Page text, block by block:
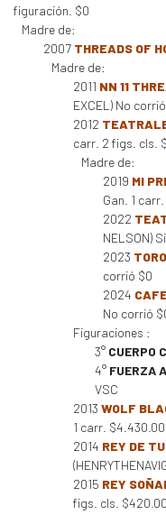
figuración. $0
Madre de:
2007 THREADS OF
Madre de:
2011 NN 11
EXCEL) No
2012
carr. 2 figs. cls.
Madre de:
2019 MI
Gan. 1
2022
NELSON)
2023
corrió $0
2024
No corrió
Figuraciones :
3° CUERPO
4° FUERZA
VSC
2013 WOLF
1 carr.
2014 REY DE
2015 REY
figs. cls.